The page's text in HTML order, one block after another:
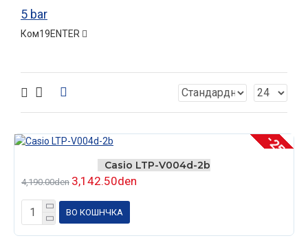
5 bar
Ком19ENTER
-25 %
Casio LTP-V004d-2b
4,190.00den 3,142.50den
ВО КОШНЧКА